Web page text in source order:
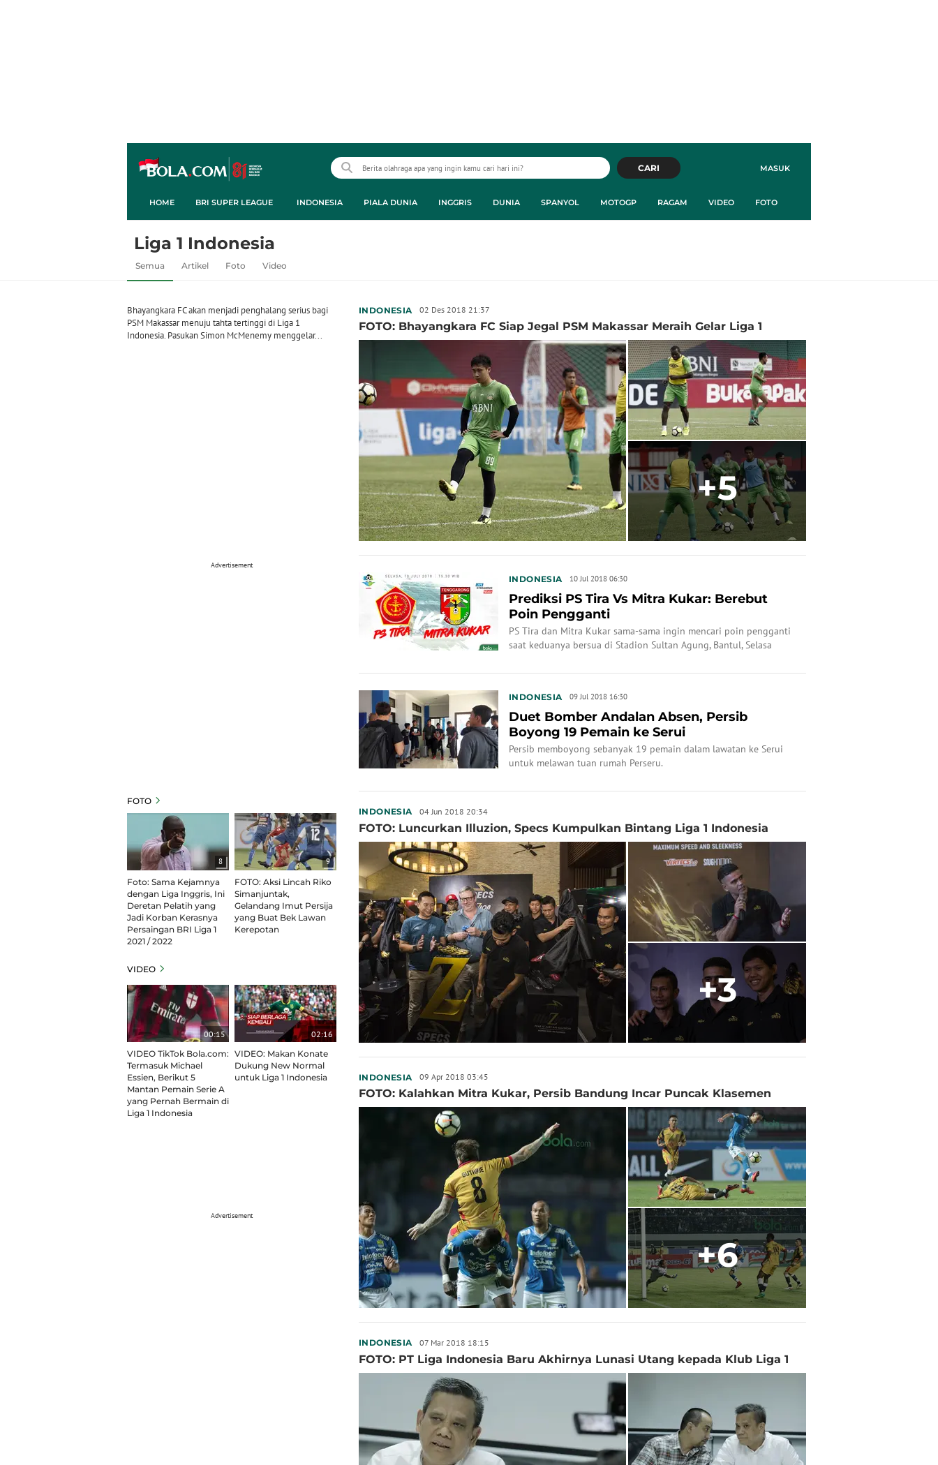
MASUK
CARI
HOME BRI SUPER LEAGUE INDONESIA PIALA DUNIA INGGRIS DUNIA SPANYOL MOTOGP RAGAM VIDEO FOTO
Liga 1 Indonesia
Semua Artikel Foto Video
Bhayangkara FC akan menjadi penghalang serius bagi
PSM Makassar menuju tahta tertinggi di Liga 1
Indonesia. Pasukan Simon McMenemy menggelar...
Advertisement
FOTO
8
Foto: Sama Kejamnya
dengan Liga Inggris, Ini
Deretan Pelatih yang
Jadi Korban Kerasnya
Persaingan BRI Liga 1
2021 / 2022
9
FOTO: Aksi Lincah Riko
Simanjuntak,
Gelandang Imut Persija
yang Buat Bek Lawan
Kerepotan
VIDEO
00:15
VIDEO TikTok Bola.com:
Termasuk Michael
Essien, Berikut 5
Mantan Pemain Serie A
yang Pernah Bermain di
Liga 1 Indonesia
02:16
VIDEO: Makan Konate
Dukung New Normal
untuk Liga 1 Indonesia
Advertisement
INDONESIA 02 Des 2018 21:37
FOTO: Bhayangkara FC Siap Jegal PSM Makassar Meraih Gelar Liga 1
+5
INDONESIA 10 Jul 2018 06:30
Prediksi PS Tira Vs Mitra Kukar: Berebut
Poin Pengganti
PS Tira dan Mitra Kukar sama-sama ingin mencari poin pengganti
saat keduanya bersua di Stadion Sultan Agung, Bantul, Selasa
INDONESIA 09 Jul 2018 16:30
Duet Bomber Andalan Absen, Persib
Boyong 19 Pemain ke Serui
Persib memboyong sebanyak 19 pemain dalam lawatan ke Serui
untuk melawan tuan rumah Perseru.
INDONESIA 04 Jun 2018 20:34
FOTO: Luncurkan Illuzion, Specs Kumpulkan Bintang Liga 1 Indonesia
+3
INDONESIA 09 Apr 2018 03:45
FOTO: Kalahkan Mitra Kukar, Persib Bandung Incar Puncak Klasemen
+6
INDONESIA 07 Mar 2018 18:15
FOTO: PT Liga Indonesia Baru Akhirnya Lunasi Utang kepada Klub Liga 1